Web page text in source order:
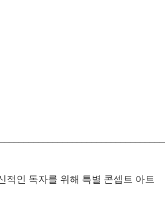
적인 독자를 위해 특별 콘셉트 아트